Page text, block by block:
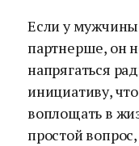
Если у мужчины
партнерше, он
напрягаться
инициативу,
воплощать в
простой